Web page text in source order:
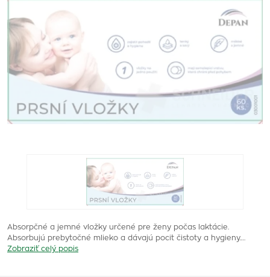
Absorpčné a jemné vložky určené pre ženy počas laktácie.
Absorbujú prebytočné mlieko a dávajú pocit čistoty a hygieny.…
Zobraziť celý popis